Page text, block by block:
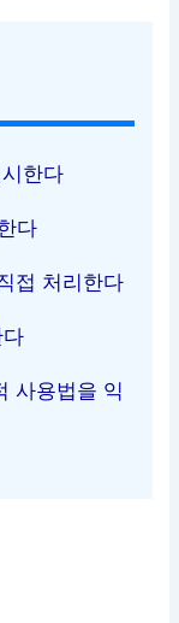
한다
다
접 처리한다
사용법을 익